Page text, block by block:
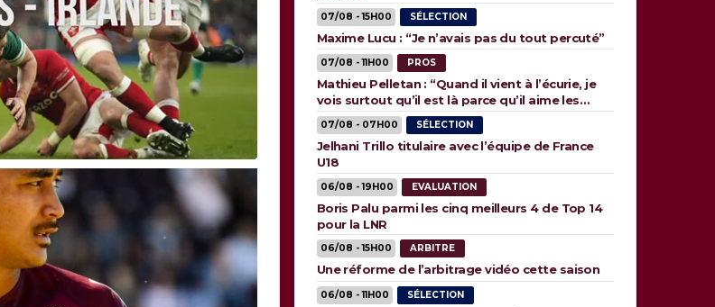
07/08 - 15H00 SÉLECTION
Maxime Lucu : “Je n’avais pas du tout percuté”
07/08 - 11H00 PROS
Mathieu Pelletan : “Quand il vient à l’écurie, je
vois surtout qu’il est là parce qu’il aime les
animaux”
07/08 - 07H00 SÉLECTION
Jelhani Trillo titulaire avec l’équipe de France
U18
06/08 - 19H00 EVALUATION
Boris Palu parmi les cinq meilleurs 4 de Top 14
pour la LNR
06/08 - 15H00 ARBITRE
Une réforme de l’arbitrage vidéo cette saison
06/08 - 11H00 SÉLECTION